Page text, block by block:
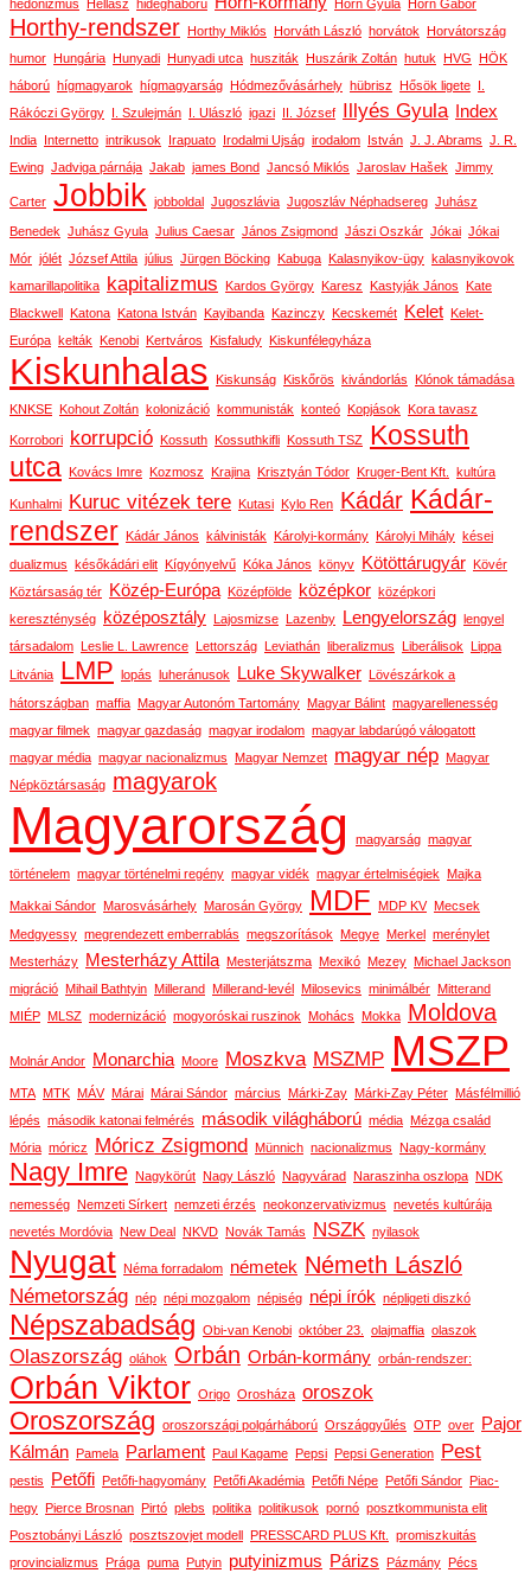
hedonizmus Hellasz hidegháború Horn Gyula Horn Gábor
Horthy-rendszer Horthy Miklós Horváth László horvátok
Horvátország
humor
Hungária Hunyadi Hunyadi utca husziták Huszárik Zoltán hutuk HVG
HÖK
háború hígmagyarok hígmagyarság Hódmezővásárhely hübrisz Hősök ligete
Rákóczi György
I. Szulejmán I. Ulászló igazi II. József Illyés Gyula Index
India Internetto intrikusok Irapuato Irodalmi Ujság irodalom István J. J. Abrams J. R.
Ewing Jadviga párnája Jakab james Bond Jancsó Miklós Jaroslav Hašek Jimmy
Carter Jobbik jobboldal Jugoszlávia Jugoszláv Néphadsereg Juhász
Benedek Juhász Gyula Julius Caesar János Zsigmond Jászi Oszkár Jókai Jókai
Mór jólét József Attila július Jürgen Böcking Kabuga Kalasnyikov-ügy kalasnyikovok
kamarillapolitika kapitalizmus Kardos György Karesz Kastyják János
Kate
Blackwell
Katona Katona István Kayibanda Kazinczy Kecskemét Kelet
Kelet-
Európa kelták Kenobi Kertváros Kisfaludy Kiskunfélegyháza
Kiskunhalas Kiskunság Kiskőrös kivándorlás Klónok támadása
KNKSE Kohout Zoltán kolonizáció kommunisták konteó Kopjások Kora tavasz
Korrobori korrupció Kossuth Kossuthkifli Kossuth TSZ Kossuth
utca
Kovács Imre Kozmosz Krajina Krisztyán Tódor Kruger-Bent Kft. kultúra
Kunhalmi Kuruc vitézek tere Kutasi Kylo Ren Kádár Kádár-
rendszer
Kádár János kálvinisták Károlyi-kormány Károlyi Mihály kései
dualizmus
későkádári elit Kígyónyelvű Kóka János könyv Kötöttárugyár
Kövér
Köztársaság tér
Közép-Európa Középfölde középkor középkori
kereszténység
középosztály Lajosmizse Lazenby Lengyelország
lengyel
társadalom
Leslie L. Lawrence Lettország Leviathán liberalizmus Liberálisok
Lippa
Litvánia LMP lopás luheránusok Luke Skywalker
Lövészárkok a
hátországban maffia Magyar Autonóm Tartomány Magyar Bálint magyarellenesség
magyar filmek magyar gazdaság magyar irodalom magyar labdarúgó válogatott
magyar média magyar nacionalizmus Magyar Nemzet magyar nép Magyar
Népköztársaság magyarok
Magyarország magyarság magyar
történelem magyar történelmi regény magyar vidék magyar értelmiségiek Majka
Makkai Sándor Marosvásárhely Marosán György MDF MDP KV Mecsek
Medgyessy megrendezett emberrablás megszorítások Megye Merkel
merénylet
Mesterházy
Mesterházy Attila Mesterjátszma Mexikó Mezey Michael Jackson
migráció Mihail Bathtyin Millerand Millerand-levél Milosevics minimálbér Mitterand
MIÉP MLSZ modernizáció mogyoróskai ruszinok Mohács Mokka Moldova
Molnár Andor Monarchia Moore Moszkva MSZMP MSZP
MTA MTK MÁV Márai Márai Sándor március Márki-Zay Márki-Zay Péter Másfélmillió
lépés második katonai felmérés második világháború média Mézga család
Mória móricz Móricz Zsigmond Münnich nacionalizmus Nagy-kormány
Nagy Imre Nagykörút Nagy László Nagyvárad Naraszinha oszlopa NDK
nemesség Nemzeti Sírkert nemzeti érzés neokonzervativizmus nevetés kultúrája
nevetés Mordóvia New Deal NKVD Novák Tamás NSZK nyilasok
Nyugat Néma forradalom németek Németh László
Németország nép népi mozgalom népiség népi írók népligeti diszkó
Népszabadság Obi-van Kenobi október 23. olajmaffia olaszok
Olaszország oláhok Orbán Orbán-kormány orbán-rendszer:
Orbán Viktor Origo Orosháza oroszok
Oroszország oroszországi polgárháború Országgyűlés OTP over
Pajor
Kálmán
Pamela Parlament Paul Kagame Pepsi Pepsi Generation Pest
pestis Petőfi Petőfi-hagyomány Petőfi Akadémia Petőfi Népe Petőfi Sándor
Piac-
hegy
Pierce Brosnan Pirtó plebs politika politikusok pornó posztkommunista elit
Posztobányi László posztszovjet modell PRESSCARD PLUS Kft.
promiszkuitás
provincializmus
Prága puma Putyin putyinizmus Párizs Pázmány
Pécs